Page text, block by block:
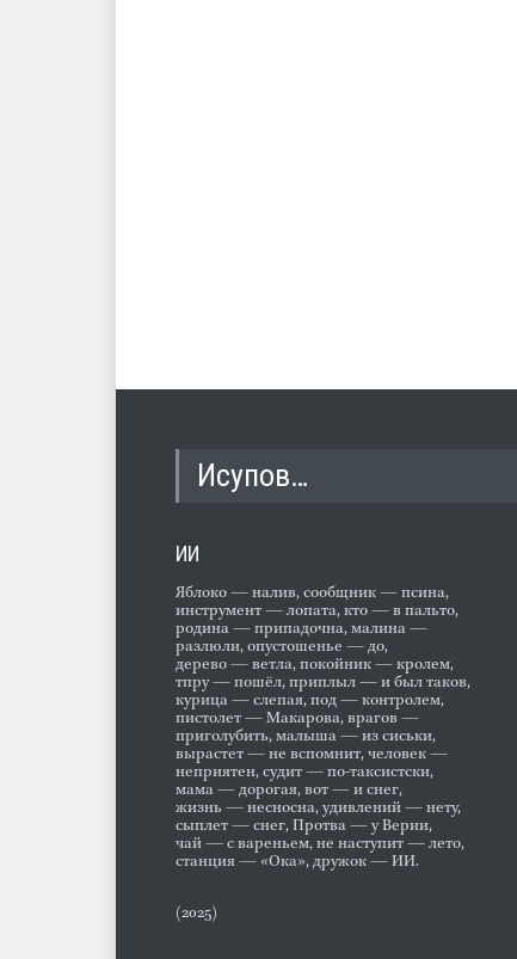
Исупов…
ИИ
Яблоко — налив, сообщник — псина,
инструмент — лопата, кто — в пальто,
родина — припадочна, малина —
разлюли, опустошенье — до,
дерево — ветла, покойник — кролем,
тпру — пошёл, приплыл — и был таков,
курица — слепая, под — контролем,
пистолет — Макарова, врагов —
приголубить, малыша — из сиськи,
вырастет — не вспомнит, человек —
неприятен, судит — по-таксистски,
мама — дорогая, вот — и снег,
жизнь — несносна, удивлений — нету,
сыплет — снег, Протва — у Верии,
чай — с вареньем, не наступит — лето,
станция — «Ока», дружок — ИИ.
(2025)